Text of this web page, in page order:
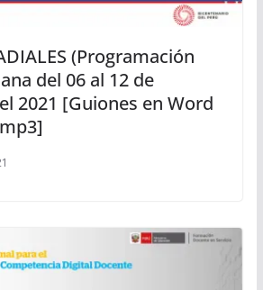
(Programación
del 06 al 12 de
2021 [Guiones en Word